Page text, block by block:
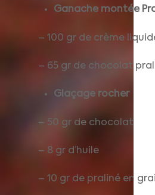
Ganache montée
– 100 gr de crème
– 65 gr de chocolat
Glaçage rocher
– 50 gr de chocolat
– 8 gr d’huile
– 10 gr de praliné en